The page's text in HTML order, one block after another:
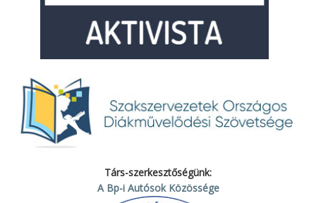
Társ-szerkesztőségünk:
A Bp-i Autósok Közössége